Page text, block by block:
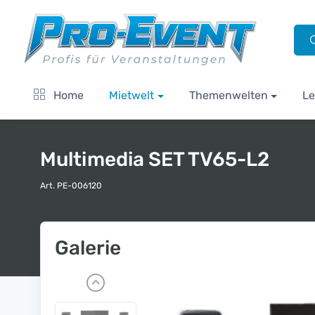
Home Mietwelt Themenwelten
Multimedia SET TV65-L2
Art. PE-006120
Galerie
P
r